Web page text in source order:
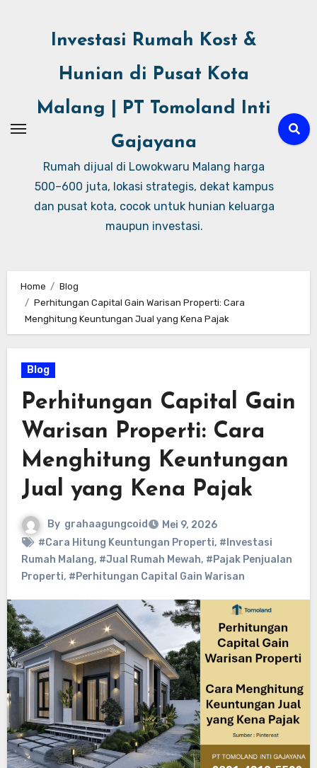
Investasi Rumah Kost &
Hunian di Pusat Kota
Malang | PT Tomoland Inti
Gajayana
Rumah dijual di Lowokwaru Malang harga
500–600 juta, lokasi strategis, dekat kampus
dan pusat kota, cocok untuk hunian keluarga
maupun investasi.
Home
Blog
Perhitungan Capital Gain Warisan Properti: Cara
Menghitung Keuntungan Jual yang Kena Pajak
Blog
Perhitungan Capital Gain
Warisan Properti: Cara
Menghitung Keuntungan
Jual yang Kena Pajak
By grahaagungcoid
Mei 9, 2026
#Cara Hitung Keuntungan Properti, #Investasi
Rumah Malang, #Jual Rumah Mewah, #Pajak Penjualan
Properti, #Perhitungan Capital Gain Warisan